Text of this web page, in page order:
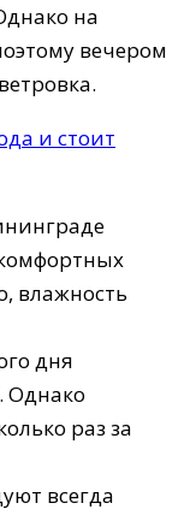
на
вечером
и стоит
влажность
дня
Однако
раз за
всегда